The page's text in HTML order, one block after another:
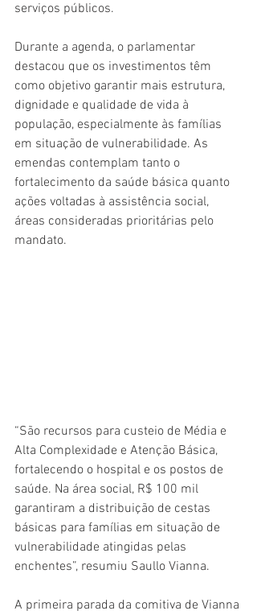
serviços públicos.
Durante a agenda, o parlamentar
destacou que os investimentos têm
como objetivo garantir mais estrutura,
dignidade e qualidade de vida à
população, especialmente às famílias
em situação de vulnerabilidade. As
emendas contemplam tanto o
fortalecimento da saúde básica quanto
ações voltadas à assistência social,
áreas consideradas prioritárias pelo
mandato.
“São recursos para custeio de Média e
Alta Complexidade e Atenção Básica,
fortalecendo o hospital e os postos de
saúde. Na área social, R$ 100 mil
garantiram a distribuição de cestas
básicas para famílias em situação de
vulnerabilidade atingidas pelas
enchentes”, resumiu Saullo Vianna.
A primeira parada da comitiva de Vianna